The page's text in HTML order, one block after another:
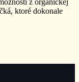
ktoré dokonale